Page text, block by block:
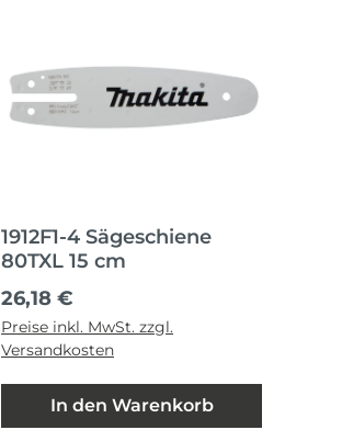
1912F1-4 Sägeschiene
80TXL 15 cm
Regulärer Preis:
26,18 €
Preise inkl. MwSt. zzgl.
Versandkosten
In den Warenkorb